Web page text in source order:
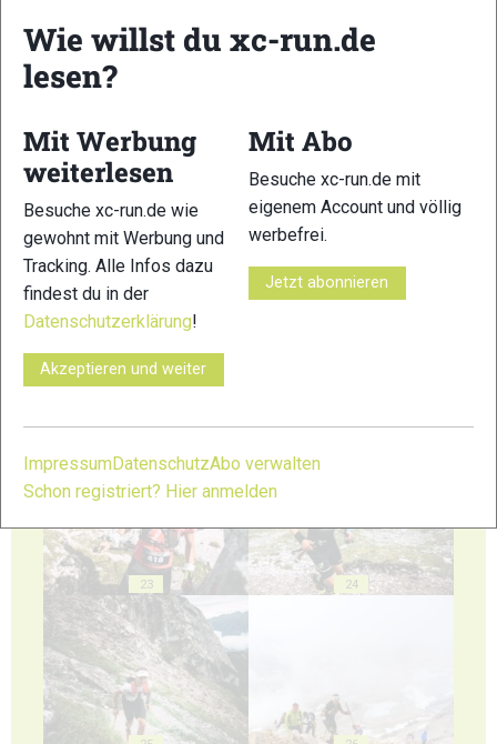
19 20
21 22
23 24
Wie willst du xc-run.de
lesen?
Mit Werbung
weiterlesen
Besuche xc-run.de wie
gewohnt mit Werbung und
Tracking. Alle Infos dazu
findest du in der
Datenschutzerklärung!
Akzeptieren und weiter
Mit Abo
Besuche xc-run.de mit
eigenem Account und völlig
werbefrei.
Jetzt abonnieren
Impressum DatenschutzAbo verwalten
Schon registriert? Hier anmelden